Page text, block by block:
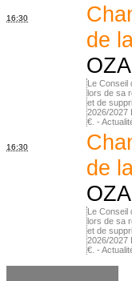
16:30
de
Le Conseil
lors de sa
et de
2026/2027
€. -
16:30
de
Le
lors de sa
et de
2026/2027
€. -